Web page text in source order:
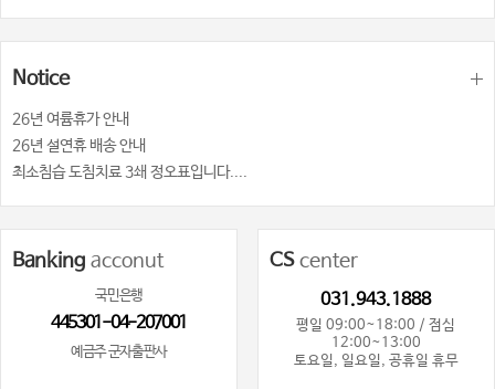
Notice
26년 여륨휴가 안내
26년 설연휴 배송 안내
최소침습 도침치료 3쇄 정오표입니다....
Banking acconut
국민은행
445301-04-207001
예금주 군자출판사
CScenter
031.943.1888
평일 09:00~18:00 / 점심
12:00~13:00
토요일, 일요일, 공휴일 휴무